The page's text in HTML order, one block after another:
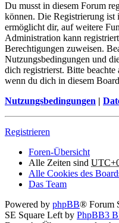
Du musst in diesem Forum
können. Die Registrierung
ermöglicht dir, auf weitere
Administration kann
Berechtigungen zuweisen.
Nutzungsbedingungen und
dich registrierst. Bitte
wenn du dich in diesem
Nutzungsbedingungen |
Registrieren
Foren-Übersicht
Alle Zeiten sind
Alle Cookies des
Das Team
Powered by phpBB® Forum
SE Square Left by PhpBB3